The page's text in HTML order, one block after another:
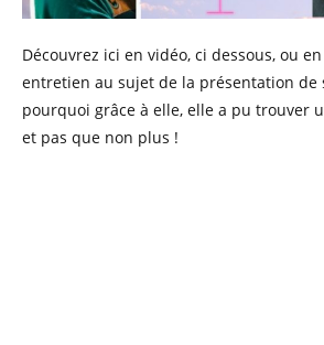
Découvrez ici en vidéo, ci dessous, ou
entretien au sujet de la présentation de
pourquoi grâce à elle, elle a pu trouver
et pas que non plus !